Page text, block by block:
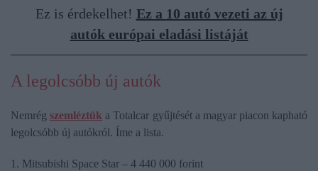
Ez is érdekelhet! Ez a 10 autó vezeti az új
autók európai eladási listáját
A legolcsóbb új autók
Nemrégszemléztük a Totalcar gyűjtését a magyar piacon kapható
legolcsóbb új autókról. Íme a lista.
1. Mitsubishi Space Star – 4 440 000 forint